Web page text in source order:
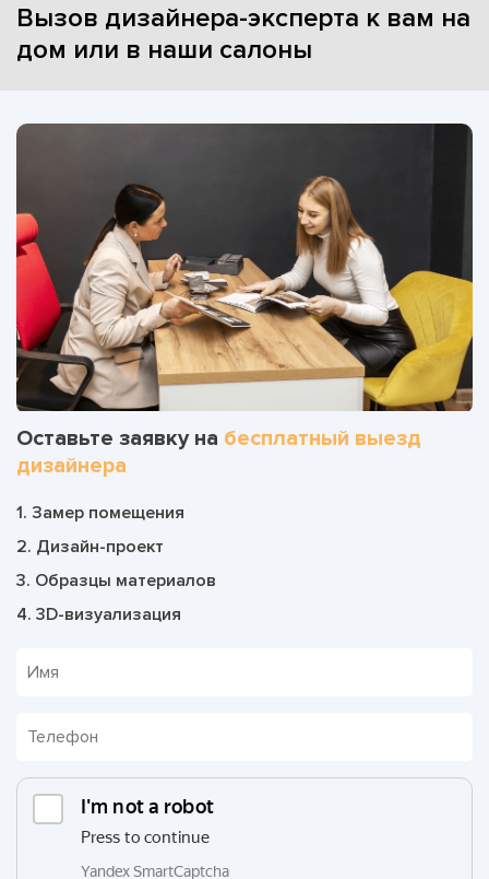
Вызов дизайнера-эксперта к вам на
дом или в наши салоны
Оставьте заявку на бесплатный выезд
дизайнера
1. Замер помещения
2. Дизайн-проект
3. Образцы материалов
4. 3D-визуализация